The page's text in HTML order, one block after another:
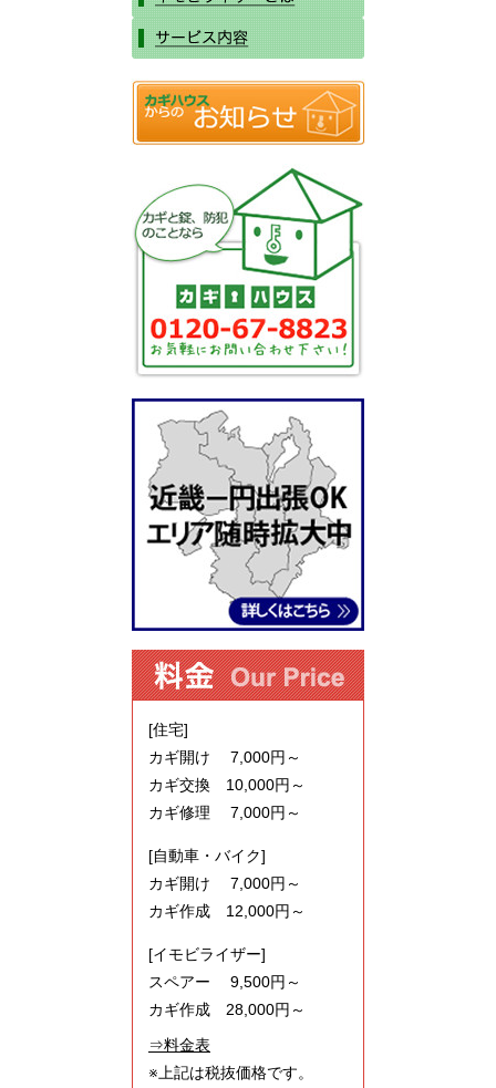
[住宅]
カギ開け 7,000円～
カギ交換 10,000円～
カギ修理 7,000円～
[自動車・バイク]
カギ開け 7,000円～
カギ作成 12,000円～
[イモビライザー]
スペアー 9,500円～
カギ作成 28,000円～
⇒料金表
※上記は税抜価格です。